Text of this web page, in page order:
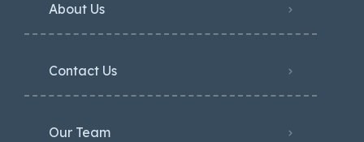
About Us
Contact Us
Our Team